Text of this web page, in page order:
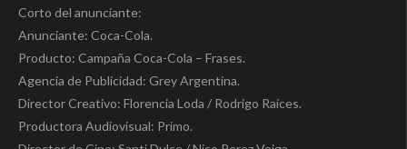
Corto del anunciante:
Anunciante: Coca-Cola.
Producto: Campaña Coca-Cola – Frases.
Agencia de Publicidad: Grey Argentina.
Director Creativo: Florencia Loda / Rodrigo Raíces.
Productora Audiovisual: Primo.